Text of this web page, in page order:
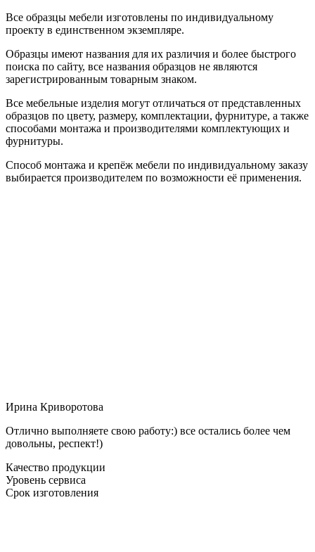
Все образцы мебели изготовлены по индивидуальному
проекту в единственном экземпляре.
Образцы имеют названия для их различия и более быстрого
поиска по сайту, все названия образцов не являются
зарегистрированным товарным знаком.
Все мебельные изделия могут отличаться от представленных
образцов по цвету, размеру, комплектации, фурнитуре, а также
способами монтажа и производителями комплектующих и
фурнитуры.
Способ монтажа и крепёж мебели по индивидуальному заказу
выбирается производителем по возможности её применения.
Ирина Криворотова
Отлично выполняете свою работу:) все остались более чем
довольны, респект!)
Качество продукции
Уровень сервиса
Срок изготовления